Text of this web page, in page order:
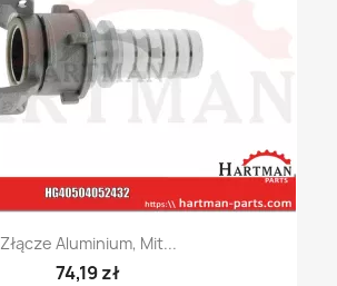
Złącze Aluminium, Mit...
74,19 zł